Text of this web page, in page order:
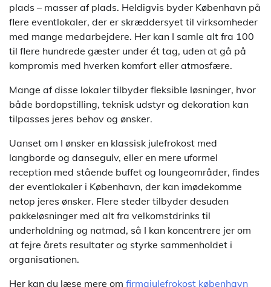
plads – masser af plads. Heldigvis byder København på
flere eventlokaler, der er skræddersyet til virksomheder
med mange medarbejdere. Her kan I samle alt fra 100
til flere hundrede gæster under ét tag, uden at gå på
kompromis med hverken komfort eller atmosfære.
Mange af disse lokaler tilbyder fleksible løsninger, hvor
både bordopstilling, teknisk udstyr og dekoration kan
tilpasses jeres behov og ønsker.
Uanset om I ønsker en klassisk julefrokost med
langborde og dansegulv, eller en mere uformel
reception med stående buffet og loungeområder, findes
der eventlokaler i København, der kan imødekomme
netop jeres ønsker. Flere steder tilbyder desuden
pakkeløsninger med alt fra velkomstdrinks til
underholdning og natmad, så I kan koncentrere jer om
at fejre årets resultater og styrke sammenholdet i
organisationen.
Her kan du læse mere om firmajulefrokost københavn